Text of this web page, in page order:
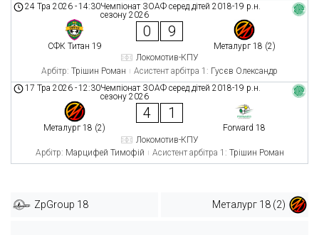
Чемпіонат ЗОАФ серед дітей 2018-19 р.н.
сезону 2026
24 Тра 2026 -14:30
СФК Титан 19
0 9
Металург 18 (2)
Локомотив-КПУ
Арбітр: Трішин Роман Асистент арбітра 1: Гусєв Олександр
Чемпіонат ЗОАФ серед дітей 2018-19 р.н.
сезону 2026
17 Тра 2026 -12:30
Металург 18 (2)
4 1
Forward 18
Локомотив-КПУ
Арбітр: Марцифей Тимофій Асистент арбітра 1: Трішин Роман
ZpGroup 18 Металург 18 (2)